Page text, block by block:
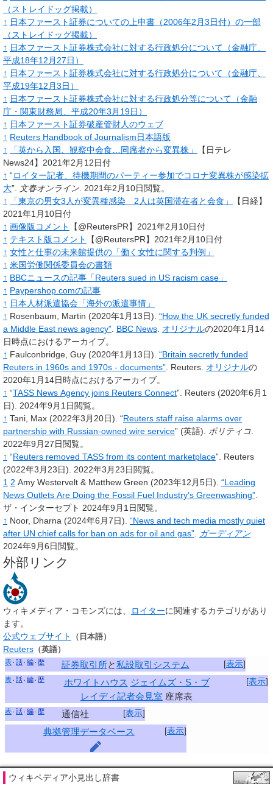
（ストレイドッグ掲載）
↑ 日本ファースト証券についての上申書（2006年2月3日付）の一部
（ストレイドッグ掲載）
↑ 日本ファースト証券株式会社に対する行政処分について（金融庁、
平成18年12月27日）
↑ 日本ファースト証券株式会社に対する行政処分について（金融庁、
平成19年12月3日）
↑ 日本ファースト証券株式会社に対する行政処分等について（金融
庁・関東財務局、平成20年3月19日）
↑ 日本ファースト証券破産管財人のウェブ
↑ Reuters Handbook of Journalism日本語版
↑
「英から入国、観察中会食…同席者から変異株」
【日テレ
News24】2021年2月12日付
↑ “ロイター記者、待機期間のパーティー参加でコロナ変異株が感染拡
大”. 文春オンライン 2021年2月10日閲覧。
↑
「東京の男女3人が変異種感染 2人は英国滞在者と会食」
【日経】
2021年1月10日付
↑ 画像版コメント
【@ReutersPR】2021年2月10日付
↑ テキスト版コメント
【@ReutersPR】2021年2月10日付
↑ 女性と仕事の未来館提供の「働く女性に関する判例」
↑ 米国労働関係委員会の書類
↑ BBCニュースの記事「Reuters sued in US racism case」
↑ Paypershop.comの記事
↑ 日本人材派遣協会「海外の派遣事情」
↑ Rosenbaum, Martin (2020年1月13日). “How the UK secretly funded
a Middle East news agency” BBC News オリジナルの2020年1月14
日時点におけるアーカイブ。
↑ Faulconbridge, Guy (2020年1月13日). “Britain secretly funded
Reuters in 1960s and 1970s - documents” Reuters. オリジナルの
2020年1月14日時点におけるアーカイブ。
↑ “TASS News Agency joins Reuters Connect”. Reuters (2020年6月1
日).
2024年9月1日閲覧。
↑ Tani, Max (2022年3月20日). “Reuters staff raise alarms over
partnership with Russian-owned wire service” (英語). ポリティコ
2022年9月27日閲覧。
↑ “Reuters removed TASS from its content marketplace”. Reuters
(2022年3月23日).
2022年3月23日閲覧。
1 2 Amy Westervelt & Matthew Green (2023年12月5日). “Leading
News Outlets Are Doing the Fossil Fuel Industry’s Greenwashing”
ザ・インターセプト 2024年9月1日閲覧。
↑ Noor, Dharna (2024年6月7日). “News and tech media mostly quiet
after UN chief calls for ban on ads for oil and gas”
ガーディアン
2024年9月6日閲覧。
外部リンク
ウィキメディア・コモンズには、 ロイターに関連するカテゴリがあり
ます。
公式ウェブサイト
（日本語）
Reuters （英語）
[表示]
表 話 編 歴 証券取引所と私設取引システム
[表示]
表 話 編 歴 ホワイトハウス ジェイムズ・S・ブ
レイディ記者会見室 座席表
[表示]
表 話 編 歴 通信社
[表示]
典拠管理データベース
ウィキペディア小見出し辞書